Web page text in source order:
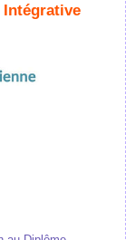
Intégrative